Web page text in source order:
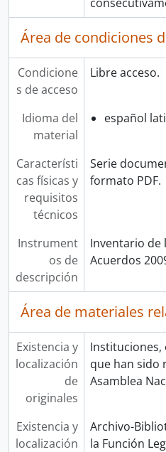
Área de condiciones
Condicione
s de acceso
Libre acceso.
Idioma del
material
español
Característi
cas físicas y
requisitos
técnicos
Serie
formato PDF.
Instrument
os de
descripción
Inventario de
Acuerdos
Área de materiales
Existencia y
localización
de
originales
Instituciones,
que han sido
Asamblea
Existencia y
localización
Archivo-
la Función